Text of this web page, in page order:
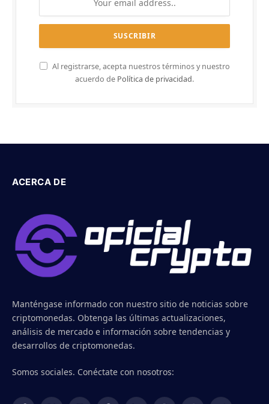
Al registrarse, acepta nuestros términos y nuestro
acuerdo de Política de privacidad.
ACERCA DE
Manténgase informado con nuestro sitio de noticias sobre
criptomonedas. Obtenga las últimas actualizaciones,
análisis de mercado e información sobre tendencias y
desarrollos de criptomonedas.
Somos sociales. Conéctate con nosotros: